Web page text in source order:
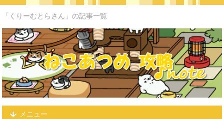
「くりーむとらさん」の記事一覧
メニュー